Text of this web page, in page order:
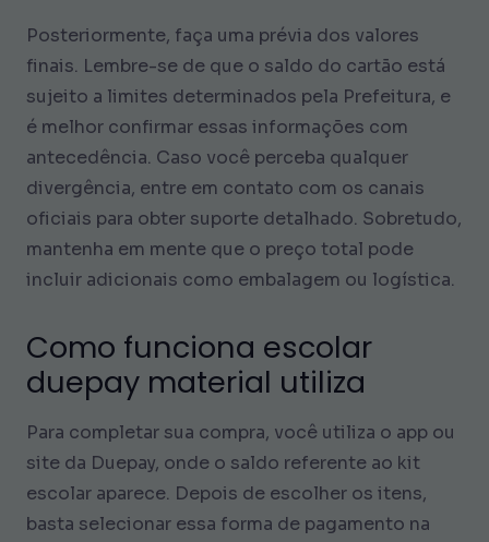
Posteriormente, faça uma prévia dos valores
finais. Lembre-se de que o saldo do cartão está
sujeito a limites determinados pela Prefeitura, e
é melhor confirmar essas informações com
antecedência. Caso você perceba qualquer
divergência, entre em contato com os canais
oficiais para obter suporte detalhado. Sobretudo,
mantenha em mente que o preço total pode
incluir adicionais como embalagem ou logística.
Como funciona escolar
duepay material utiliza
Para completar sua compra, você utiliza o app ou
site da Duepay, onde o saldo referente ao kit
escolar aparece. Depois de escolher os itens,
basta selecionar essa forma de pagamento na